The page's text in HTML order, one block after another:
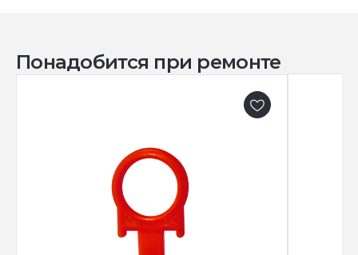
Понадобится при ремонте